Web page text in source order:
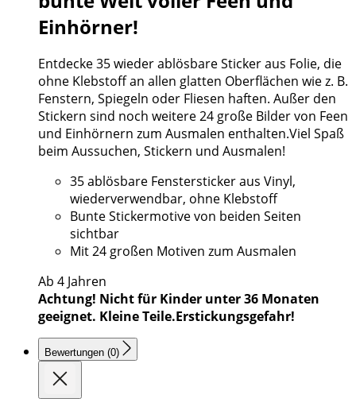
Einhörner!
Entdecke 35 wieder ablösbare Sticker aus Folie, die
ohne Klebstoff an allen glatten Oberflächen wie z. B.
Fenstern, Spiegeln oder Fliesen haften. Außer den
Stickern sind noch weitere 24 große Bilder von Feen
und Einhörnern zum Ausmalen enthalten.Viel Spaß
beim Aussuchen, Stickern und Ausmalen!
35 ablösbare Fenstersticker aus Vinyl,
wiederverwendbar, ohne Klebstoff
Bunte Stickermotive von beiden Seiten
sichtbar
Mit 24 großen Motiven zum Ausmalen
Ab 4 Jahren
Achtung! Nicht für Kinder unter 36 Monaten
geeignet. Kleine Teile.Erstickungsgefahr!
Bewertungen (0)